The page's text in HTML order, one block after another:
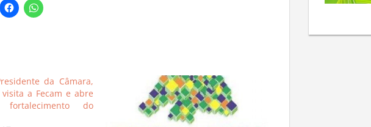
da Câmara,
a Fecam e abre
fortalecimento do